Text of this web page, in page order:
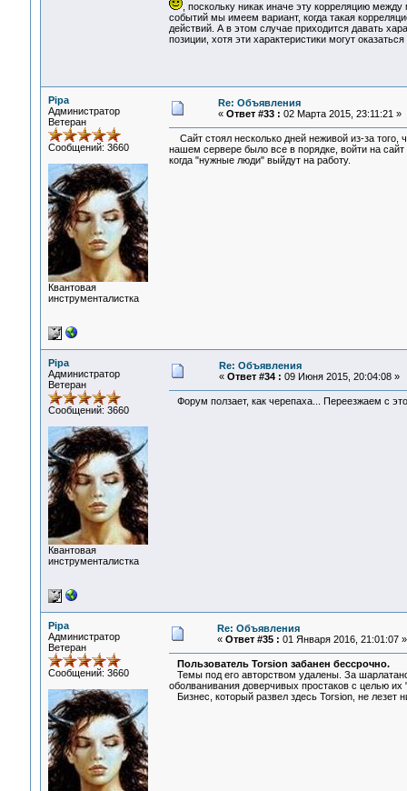
, поскольку никак иначе эту корреляцию
событий мы имеем вариант, когда такая
действий. А в этом случае приходится давать
позиции, хотя эти характеристики могут
Pipa
Администратор
Ветеран
Сообщений: 3660
Квантовая
инструменталистка
Re: Объявления
« Ответ #33 : 02 Марта 2015, 23:11:21 »
Сайт стоял несколько дней неживой из-за того,
нашем сервере было все в порядке, войти на
когда "нужные люди" выйдут на работу.
Pipa
Администратор
Ветеран
Сообщений: 3660
Квантовая
инструменталистка
Re: Объявления
« Ответ #34 : 09 Июня 2015, 20:04:08 »
Форум ползает, как черепаха... Переезжаем с
Pipa
Администратор
Ветеран
Сообщений: 3660
Re: Объявления
« Ответ #35 : 01 Января 2016, 21:01:07 »
Пользователь Torsion забанен бессрочно.
Темы под его авторством удалены. За
оболванивания доверчивых простаков с целью их
Бизнес, который развел здесь Torsion, не лезет